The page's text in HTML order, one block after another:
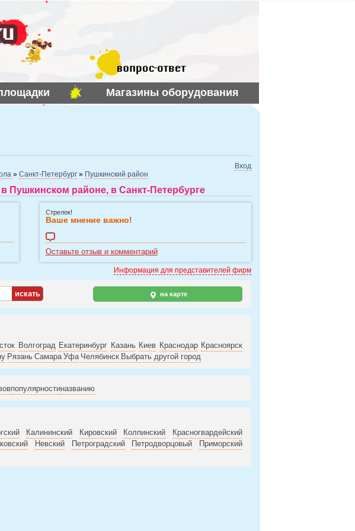
Магазины оборудования
Вход
» Санкт-Петербург » Пушкинский район
Пушкинском районе, в Санкт-Петербурге
Стрелок!
Ваше мнение важно!
Оставьте отзыв и комментарий
Информация для представителей фирм
на карте
Волгоград Екатеринбург Казань Киев Краснодар Красноярск
Рязань Самара Уфа Челябинск Выбрать другой город
популярностиназванию
Калининский Кировский Колпинский
Красногвардейский
Невский Петроградский Петродворцовый Приморский